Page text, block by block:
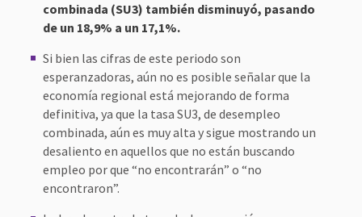
combinada (SU3) también disminuyó, pasando
de un 18,9% a un 17,1%.
Si bien las cifras de este periodo son
esperanzadoras, aún no es posible señalar que la
economía regional está mejorando de forma
definitiva, ya que la tasa SU3, de desempleo
combinada, aún es muy alta y sigue mostrando un
desaliento en aquellos que no están buscando
empleo por que “no encontrarán” o “no
encontraron”.